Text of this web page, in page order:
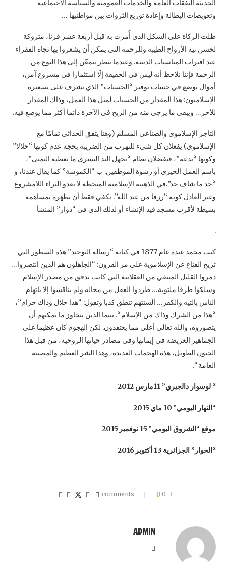
الحديثة النفقات العامة والخدمات العمومية والسياسة الاجتماعية
وتعويضات البطالة وإعادة توزيع الثروات بين مواطنيها …
ظلت الزكاة على الشكل الذي أُمرت به قبل أربعة عشر قرنا، متروكة
لحسن نية الأرواح الطيبة وللرحمة التي يمكن أن يشعروا بها تجاه الفقراء
عند اقتراب المناسبات الدينية. وعندما ننظر بتمعّن إلى هذا النوع من
الرحمة فإننا نلاحظ أنه ليس في الحقيقة إلّا استثمارا في مشروع آمن،
أموال توضع في حساب توفير “الحسنات” الذي يشرف على تسعيره
الإسلاميون: هذا المقدار من الحسنات لمثل هذا العمل، وذاك المقدار
للآخر… ويبقى ما يرجى منه من الربح في الآخرة دائما أكثر مما يوضع فيه.
التاجر الإسلاموي والصناعي المسلم (وهنا يتفق الحداثي تمامًا مع
الإسلاموي) يفعلان كل شيء للتهرب من الضريبة بحجة عدم كونها “حلالا”
وكونها “بدعة”، فيفضلان نظام “تجهل اليد اليسرى ما تعطيه اليمنى”،
باسم العمل الخيري أو رشوة الموظفين. ب “الكموسة” كما يقال عندنا، و
“حد ما شاف حد”.في الذهنية الإسلامية المنحطة لا يعدو الثراء اللامشروع
وغير العادل كونه “رزقا من عند الله”. يكفي فقط أن نطهّره بمساهمة
بسيطة لأقرب مسجد قيد الإنشاء أو لذلك الذي في “دوار” المنشأ
.
كتب محمد عبده عام 1877 في كتابه “رسالة التوحيد” هذه السطور التي
تزيح القناع عن الإسلاموية على مر القرون: “الجاهلون هم الذين انتصروا…
دمروا القليل المتبقي من العقلانية التي كانت تدفق من مصدر الإسلام
وسلكوا طرقا ملتوية… طردوا العقل من مجاله ولم يناقشوا إلا باتهام
الناس بالتيه والكفر… ألسنتهم تنطق كذبا وتقول: “هذا حلال وذاك حرام”،
“هذا من الشرك وذاك من الإسلام “. بينما الدين يتجاوز ما يمكنهم أن
يتصوروه، والله تعالى أعلى مما يعتقدون. لكن الهجوم كان عظيما على
الجماهير العريضة في إيمانها وفي مصادر حياتها الروحية، من قبل هذا
الجنون الطويل، هذه الهجمات العديدة، وهذا الشر العظيم والمصيبة
العامة “.
“ لوسوار دالجيري” 11مارس 2012
“النهار اليومي” 10 ماي 2015
موقع “الشروق اليومي” 15 نوفمبر 2015
“الحوار” الجزائرية 13 أكتوبر2016
0 comments
0
ADMIN